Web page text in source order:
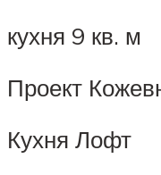
кухня 9 кв. м
Проект
Кухня Лофт